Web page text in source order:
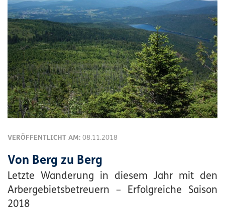
VERÖFFENTLICHT AM: 08.11.2018
Von Berg zu Berg
Letzte Wanderung in diesem Jahr mit den
Arbergebietsbetreuern – Erfolgreiche Saison
2018